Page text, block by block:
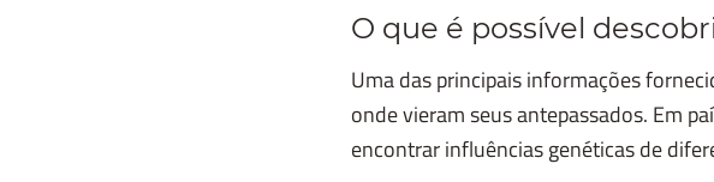
O que é possível
Uma das principais informações
onde vieram seus antepassados. Em
encontrar influências genéticas de